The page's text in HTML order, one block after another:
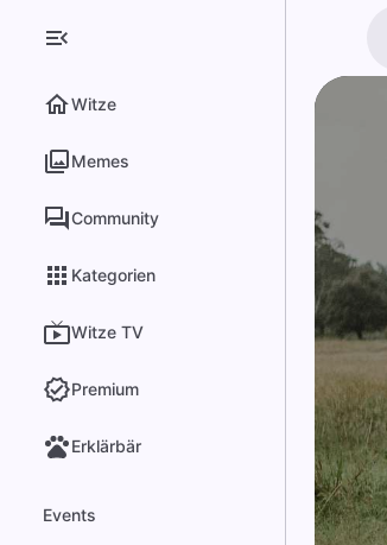
Witze
Memes
Community
Kategorien
Witze TV
Premium
Erklärbär
Events